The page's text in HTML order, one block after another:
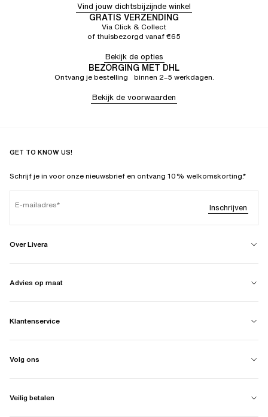
Vind jouw dichtsbijzijnde winkel
GRATIS VERZENDING
Via Click & Collect
of thuisbezorgd vanaf €65
Bekijk de opties
BEZORGING MET DHL
Ontvang je bestelling binnen 2–5 werkdagen.
Bekijk de voorwaarden
GET TO KNOW US!
Schrijf je in voor onze nieuwsbrief en ontvang 10% welkomskorting.*
E-mailadres Inschrijven
Over Livera
Advies op maat
Klantenservice
Volg ons
Veilig betalen